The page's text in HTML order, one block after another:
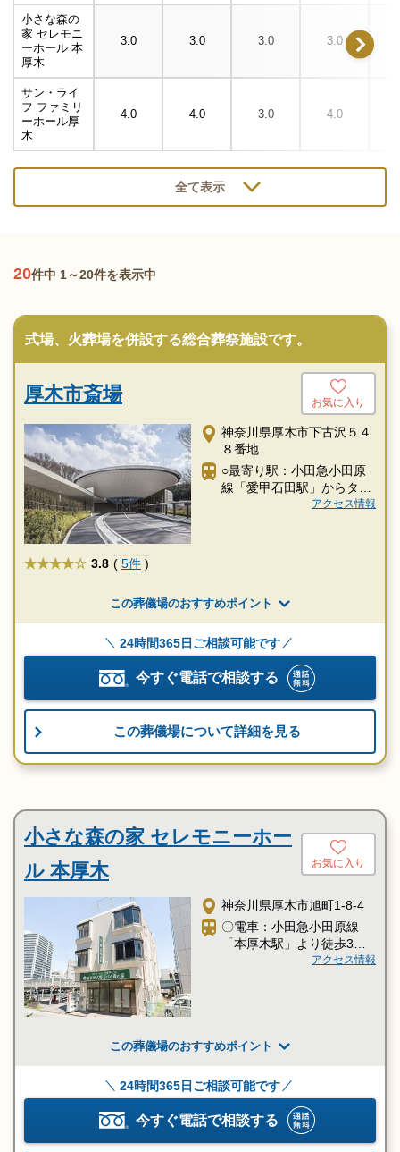
小さな森の
家 セレモニ
ーホール 本
厚木
3.0 3.0 3.0 3.0
サン・ライ
フ ファミリ
ーホール厚
木
4.0 4.0 3.0 4.0
全て表示
20件中 1～20件を表示中
式場、火葬場を併設する総合葬祭施設です。
厚木市斎場 お気に入り
神奈川県厚木市下古沢５４
８番地
○最寄り駅：小田急小田原
線「愛甲石田駅」からタク
アクセス情報
★★★★ 3.8 ( 5件 )
この葬儀場のおすすめポイント
24時間365日ご相談可能です
今すぐ電話で相談する
この葬儀場について詳細を見る
小さな森の家 セレモニーホー
ル 本厚木
お気に入り
神奈川県厚木市旭町1-8-4
〇電車：小田急小田原線
「本厚木駅」より徒歩3分
〇電車：JR相模線「厚木
〇車：「海老名IC」上り・
下り(内・外回り) 出口より
車で12分
〇車：「海老名JCT」より
車で11分
アクセス情報
この葬儀場のおすすめポイント
24時間365日ご相談可能です
今すぐ電話で相談する